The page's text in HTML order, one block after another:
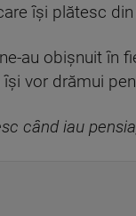
îşi plătesc
au obişnuit în
vor drămui
când iau